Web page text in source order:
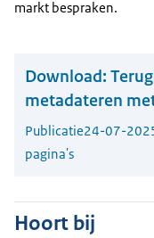
markt bespraken.
Download:
metadateren
Publicatie24-07-
pagina's
Hoort bij